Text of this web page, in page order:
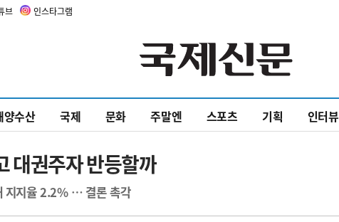
브 인스타그램
양수산 국제 문화 주말엔 스포츠 기획 인터뷰
대권주자 반등할까
지지율 2.2% … 결론 촉각